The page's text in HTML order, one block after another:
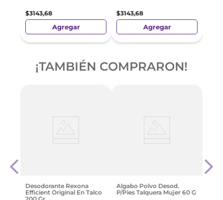
$3143,68
Agregar
$3143,68
Agregar
¡TAMBIÉN COMPRARON!
Desodorante Rexona
Efficient Original En Talco
Algabo Polvo Desod.
P/Pies Talquera Mujer 60 G